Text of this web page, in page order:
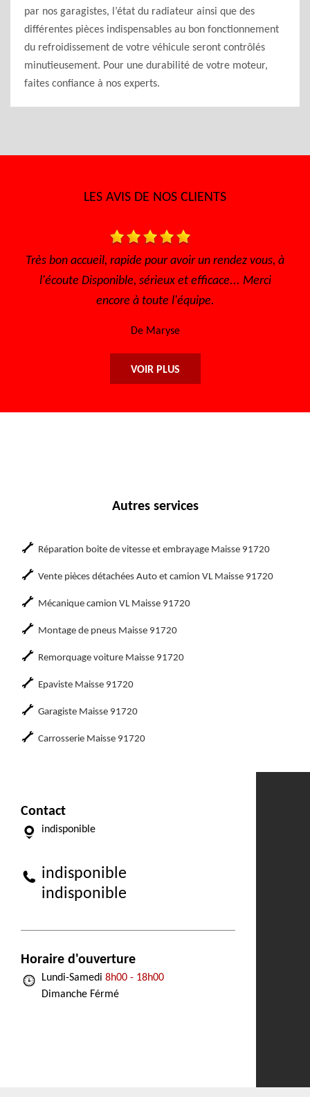
par nos garagistes, l’état du radiateur ainsi que des
différentes pièces indispensables au bon fonctionnement
du refroidissement de votre véhicule seront contrôlés
minutieusement. Pour une durabilité de votre moteur,
faites confiance à nos experts.
LES AVIS DE NOS CLIENTS
Très bon accueil, rapide pour avoir un rendez vous, à
l'écoute Disponible, sérieux et efficace... Merci
encore à toute l'équipe.
De Maryse
VOIR PLUS
Autres services
Réparation boite de vitesse et embrayage Maisse 91720
Vente pièces détachées Auto et camion VL Maisse 91720
Mécanique camion VL Maisse 91720
Montage de pneus Maisse 91720
Remorquage voiture Maisse 91720
Epaviste Maisse 91720
Garagiste Maisse 91720
Carrosserie Maisse 91720
Contact
indisponible
indisponible
indisponible
Horaire d'ouverture
Lundi-Samedi 8h00 - 18h00
Dimanche Férmé